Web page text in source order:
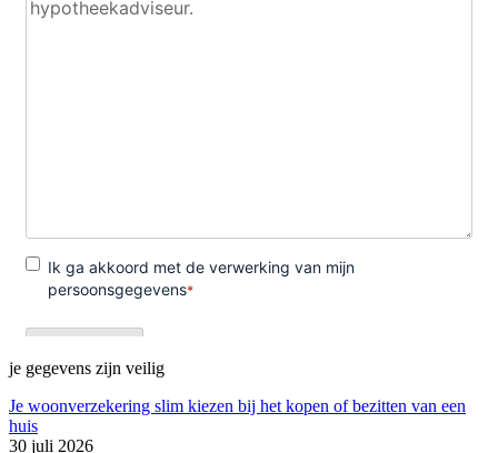
je gegevens zijn veilig
Je woonverzekering slim kiezen bij het kopen of bezitten van een
huis
30 juli 2026